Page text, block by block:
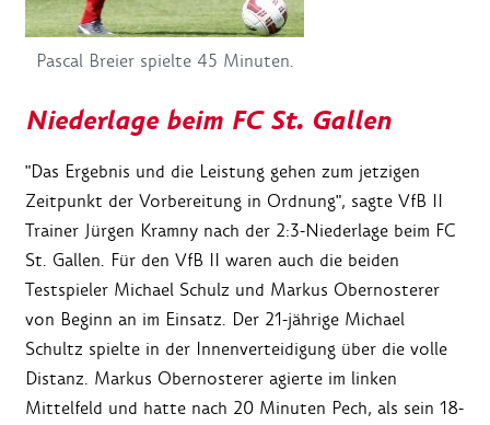
Pascal Breier spielte 45 Minuten.
Niederlage beim FC St. Gallen
"Das Ergebnis und die Leistung gehen zum jetzigen
Zeitpunkt der Vorbereitung in Ordnung", sagte VfB II
Trainer Jürgen Kramny nach der 2:3-Niederlage beim FC
St. Gallen. Für den VfB II waren auch die beiden
Testspieler Michael Schulz und Markus Obernosterer
von Beginn an im Einsatz. Der 21-jährige Michael
Schultz spielte in der Innenverteidigung über die volle
Distanz. Markus Obernosterer agierte im linken
Mittelfeld und hatte nach 20 Minuten Pech, als sein 18-